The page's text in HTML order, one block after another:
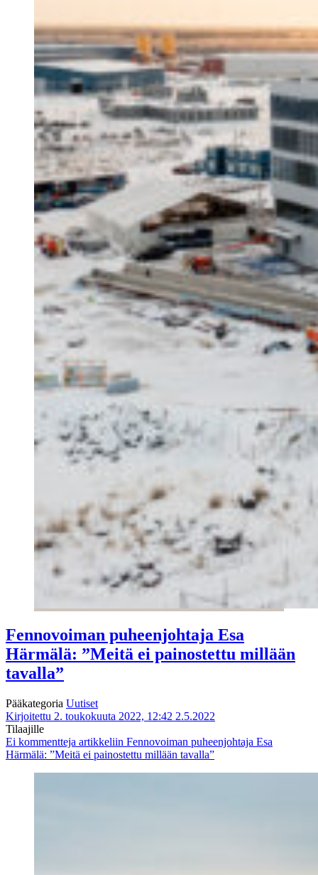
Fennovoiman puheenjohtaja Esa
Härmälä: ”Meitä ei painostettu millään
tavalla”
Pääkategoria Uutiset
Kirjoitettu 2. toukokuuta 2022, 12:42 2.5.2022
Tilaajille
Ei kommentteja artikkeliin Fennovoiman puheenjohtaja Esa
Härmälä: ”Meitä ei painostettu millään tavalla”